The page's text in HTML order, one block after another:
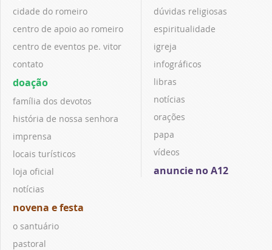
cidade do romeiro
centro de apoio ao romeiro
centro de eventos pe. vitor
contato
doação
família dos devotos
história de nossa senhora
imprensa
locais turísticos
loja oficial
notícias
novena e festa
o santuário
pastoral
dúvidas religiosas
espiritualidade
igreja
infográficos
libras
notícias
orações
papa
vídeos
anuncie no A12